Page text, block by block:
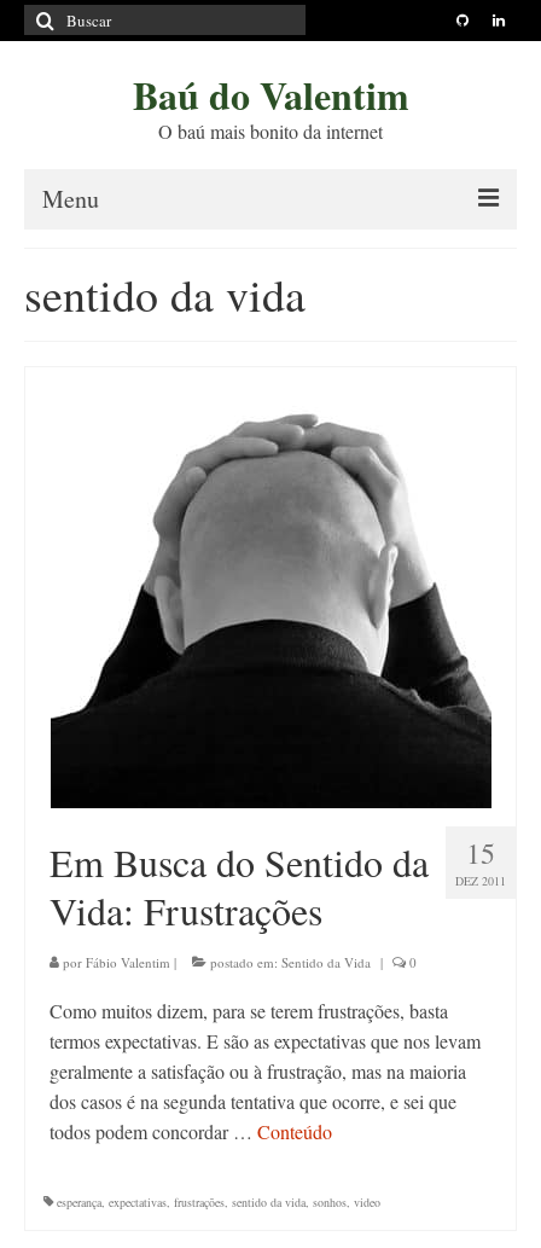
Buscar
por:
Baú do Valentim
O baú mais bonito da internet
Menu
Princípios Editoriais
sentido da vida
15
DEZ 2011
Em Busca do Sentido da
Vida: Frustrações
por Fábio Valentim | postado em: Sentido da Vida | 0
Como muitos dizem, para se terem frustrações, basta
termos expectativas. E são as expectativas que nos levam
geralmente a satisfação ou à frustração, mas na maioria
dos casos é na segunda tentativa que ocorre, e sei que
todos podem concordar … Conteúdo
esperança, expectativas, frustrações, sentido da vida, sonhos, video